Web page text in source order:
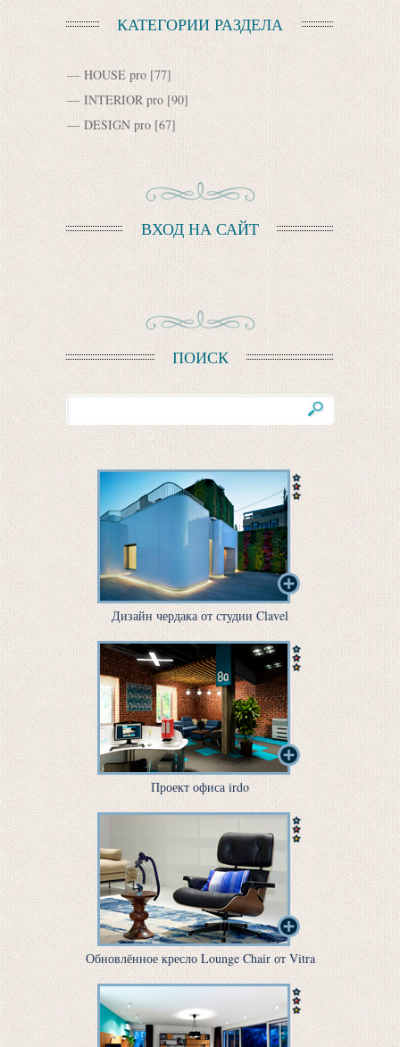
КАТЕГОРИИ РАЗДЕЛА
HOUSE pro [77]
INTERIOR pro [90]
DESIGN pro [67]
ВХОД НА САЙТ
ПОИСК
Дизайн чердака от студии Clavel
Проект офиса irdo
Обновлённое кресло Lounge Chair от Vitra